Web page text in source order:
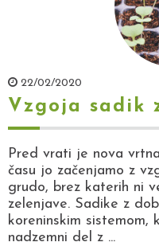
22/02/2020
Vzgoja sadik
Pred vrati je nova
času jo začenjamo z
grudo, brez katerih ni
zelenjave. Sadike z
koreninskim sistemom,
nadzemni del z ...